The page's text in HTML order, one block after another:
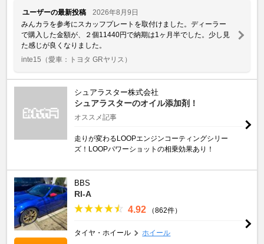
ユーザーの最新投稿
2026年8月9日
みんカラを参考にスカッフプレートを取付けました。ディーラー
で購入した金額が、２個11440円で納期は1ヶ月半でした。少し見
た感じが良くなりました。
inte15 （愛車：トヨタ GRヤリス）
シュアラスター株式会社
シュアラスターのオイル添加剤！
オススメ記事
走りが変わるLOOPエンジンコーティングシリー
ズ！LOOPパワーショットの相乗効果あり！
BBS
RI-A
4.92 （862件）
タイヤ・ホイール ホイール